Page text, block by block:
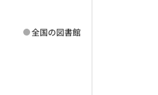
全国の図書館